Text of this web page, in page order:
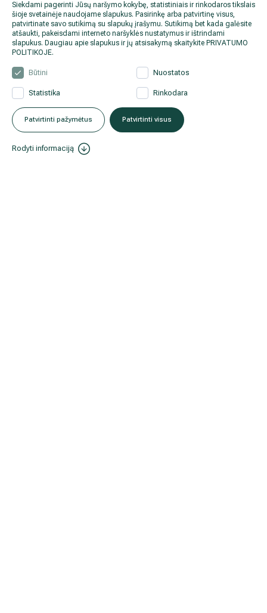
Siekdami pagerinti Jūsų naršymo kokybę, statistiniais ir rinkodaros tikslais
šioje svetainėje naudojame slapukus. Pasirinkę arba patvirtinę visus,
patvirtinate savo sutikimą su slapukų įrašymu. Sutikimą bet kada galėsite
atšaukti, pakeisdami interneto naršyklės nustatymus ir ištrindami
slapukus. Daugiau apie slapukus ir jų atsisakymą skaitykite PRIVATUMO
POLITIKOJE.
Būtini Nuostatos
Statistika Rinkodara
Patvirtinti pažymėtus Patvirtinti visus
Rodyti informaciją